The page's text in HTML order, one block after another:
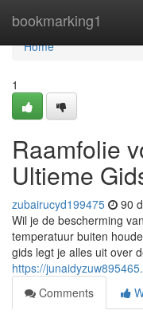
bookmarking1
Home
Home
1
Raamfolie
Ultieme
zubairucyd199475 90
Wil je de bescherming
temperatuur buiten
gids legt je alles uit over
https://
Comments